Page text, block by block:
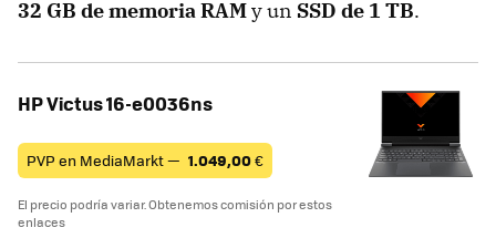
32 GB de memoria RAMy un SSD de 1 TB.
HP Victus 16-e0036ns
PVP en MediaMarkt — 1.049,00€
El precio podría variar. Obtenemos comisión por estos
enlaces